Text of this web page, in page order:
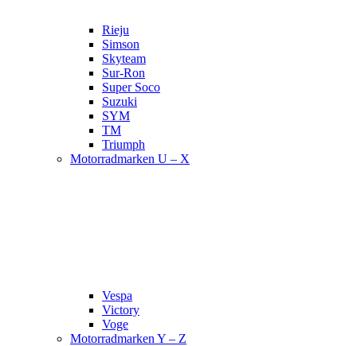
Rieju
Simson
Skyteam
Sur-Ron
Super Soco
Suzuki
SYM
TM
Triumph
Motorradmarken U – X
Vespa
Victory
Voge
Motorradmarken Y – Z